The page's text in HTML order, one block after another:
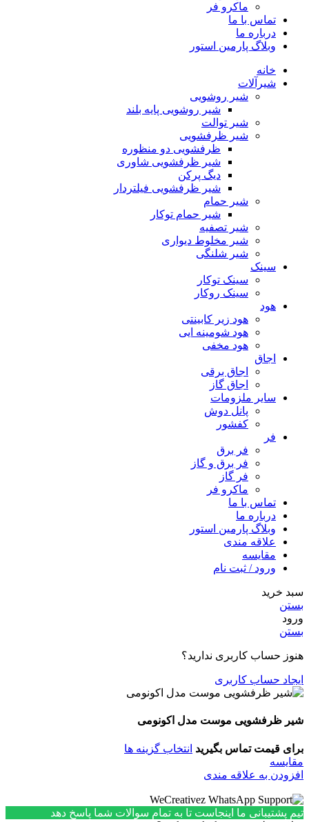
ماكرو فر
تماس با ما
درباره ما
وبلاگ پارمین استور
خانه
شیرآلات
شیر روشویی
شیر روشویی پایه بلند
شیر توالت
شیر ظرفشویی
ظرفشویی دو منظوره
شیر ظرفشویی شاوری
دیگ پرکن
شیر ظرفشویی فیلتردار
شیر حمام
شیر حمام توکار
شیر تصفیه
شیر مخلوط دیواری
شیر شلنگی
سینک
سینک توکار
سینک روکار
هود
هود زیر كابینتی
هود شومینه ایی
هود مخفى
اجاق
اجاق برقى
اجاق گاز
سایر ملزومات
پانل دوش
کفشور
فر
فر برق
فر برق و گاز
فر گاز
ماكرو فر
تماس با ما
درباره ما
وبلاگ پارمین استور
علاقه مندی
مقایسه
ورود / ثبت نام
سبد خرید
بستن
ورود
بستن
هنوز حساب کاربری ندارید؟
ایجاد حساب کاربری
شیر ظرفشویی موست مدل اکونومی
برای قیمت تماس بگیرید انتخاب گزینه ها
مقایسه
افزودن به علاقه مندی
تیم پشتیبانی ما اینجاست تا به تمام سوالات شما پاسخ دهد